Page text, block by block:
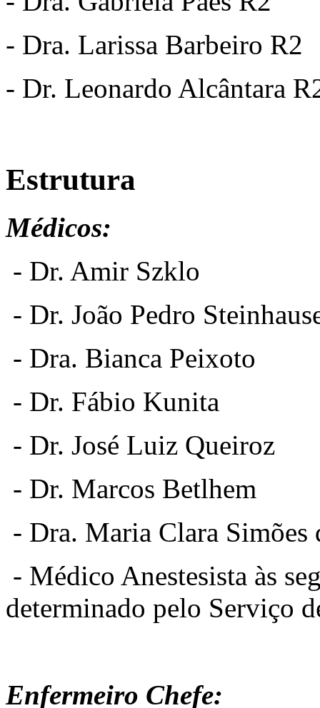
- Dra. Larissa Barbeiro R2
- Dr. Leonardo Alcântara
Estrutura
Médicos:
- Dr. Amir Szklo
- Dr. João Pedro
- Dra. Bianca Peixoto
- Dr. Fábio Kunita
- Dr. José Luiz Queiroz
- Dr. Marcos Betlhem
- Dra. Maria Clara
- Médico Anestesista às
determinado pelo Serviço
Enfermeiro Chefe: